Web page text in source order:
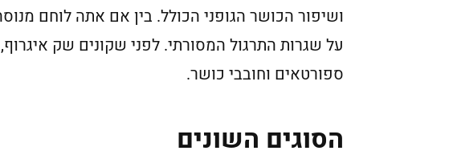
ושיפור הכושר הגופני הכולל. בין אם אתה לוחם
על שגרות התרגול המסורתי. לפני שקונים שק
ספורטאים וחובבי כושר.
הסוגים השונים